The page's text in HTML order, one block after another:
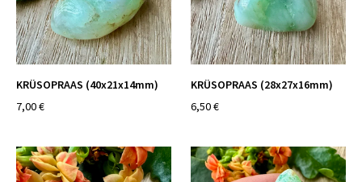
KRÜSOPRAAS (40x21x14mm)
7,00 €
KRÜSOPRAAS (28x27x16mm)
6,50 €